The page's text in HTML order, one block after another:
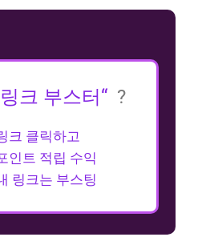
링크 부스터“ ?
크 클릭하고
인트 적립 수익
링크는 부스팅